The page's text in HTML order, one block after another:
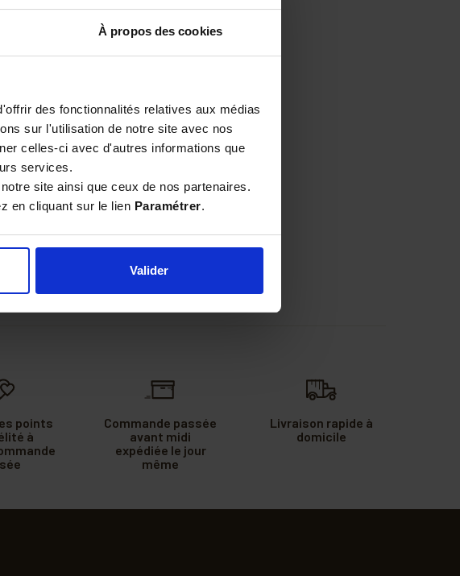
À propos des cookies
des fonctionnalités relatives aux médias
sur l'utilisation de notre site avec nos
celles-ci avec d'autres informations que
services.
site ainsi que ceux de nos partenaires.
en cliquant sur le lien Paramétrer.
Valider
points
à
Commande passée
avant midi
expédiée le jour
même
Livraison rapide à
domicile